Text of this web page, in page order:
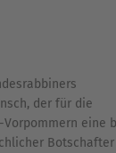
der für die
eine